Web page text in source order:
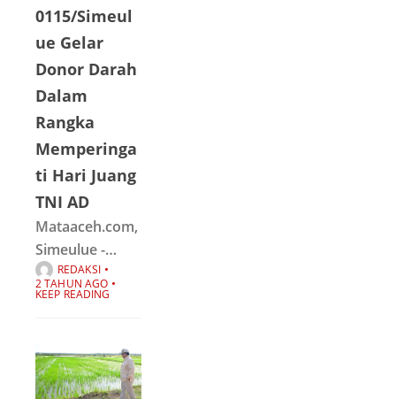
0115/Simeul
ue Gelar
Donor Darah
Dalam
Rangka
Memperinga
ti Hari Juang
TNI AD
Mataaceh.com,
Simeulue -
Kodim
0115/Simeulue
Kesehatan
Donor Darah
REDAKSI
2 TAHUN AGO
KEEP READING